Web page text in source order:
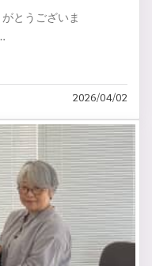
とうございま
2026/04/02